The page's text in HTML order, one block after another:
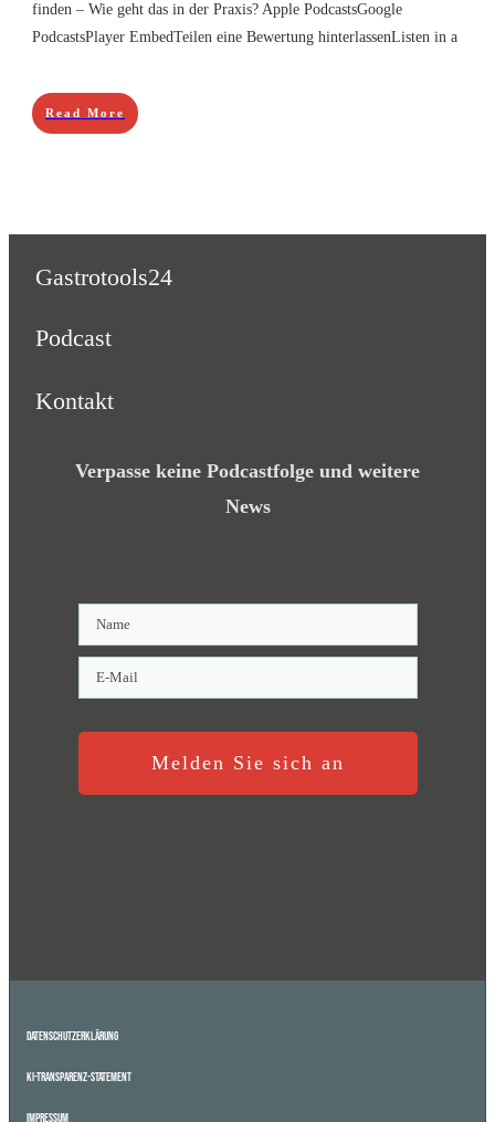
finden – Wie geht das in der Praxis? Apple PodcastsGoogle
PodcastsPlayer EmbedTeilen eine Bewertung hinterlassenListen in a
Read More
Gastrotools24
Podcast
Kontakt
Verpasse keine Podcastfolge und weitere
News
Melden Sie sich an
Datenschutzerklärung
KI-Transparenz-Statement
Impressum